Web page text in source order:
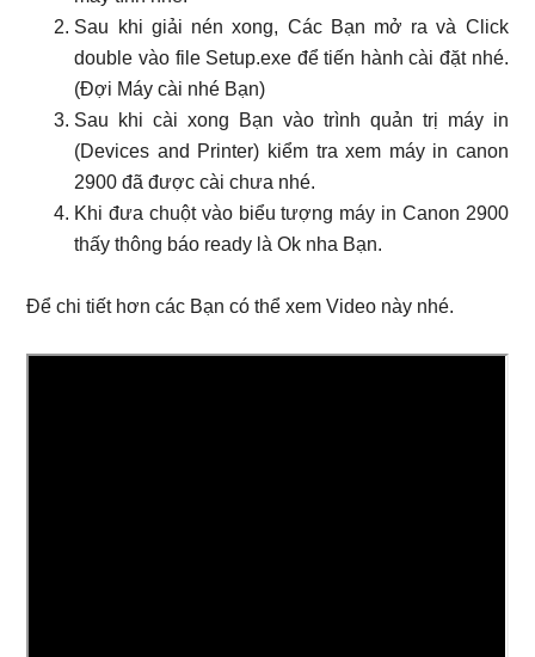
Sau khi giải nén xong, Các Bạn mở ra và Click
double vào file Setup.exe để tiến hành cài đặt nhé.
(Đợi Máy cài nhé Bạn)
Sau khi cài xong Bạn vào trình quản trị máy in
(Devices and Printer) kiểm tra xem máy in canon
2900 đã được cài chưa nhé.
Khi đưa chuột vào biểu tượng máy in Canon 2900
thấy thông báo ready là Ok nha Bạn.
Để chi tiết hơn các Bạn có thể xem Video này nhé.